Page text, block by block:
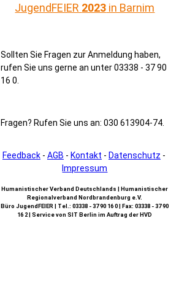
JugendFEIER 2023 in Barnim
Sollten Sie Fragen zur Anmeldung haben,
rufen Sie uns gerne an unter 03338 - 37 90
16 0.
Fragen? Rufen Sie uns an: 030 613904-74.
Feedback- AGB - Kontakt - Datenschutz -
Impressum
Humanistischer Verband Deutschlands | Humanistischer
Regionalverband Nordbrandenburg e.V.
Büro JugendFEIER | Tel.: 03338 - 37 90 16 0 | Fax: 03338 - 37 90
16 2 | Service von SIT Berlin im Auftrag der HVD